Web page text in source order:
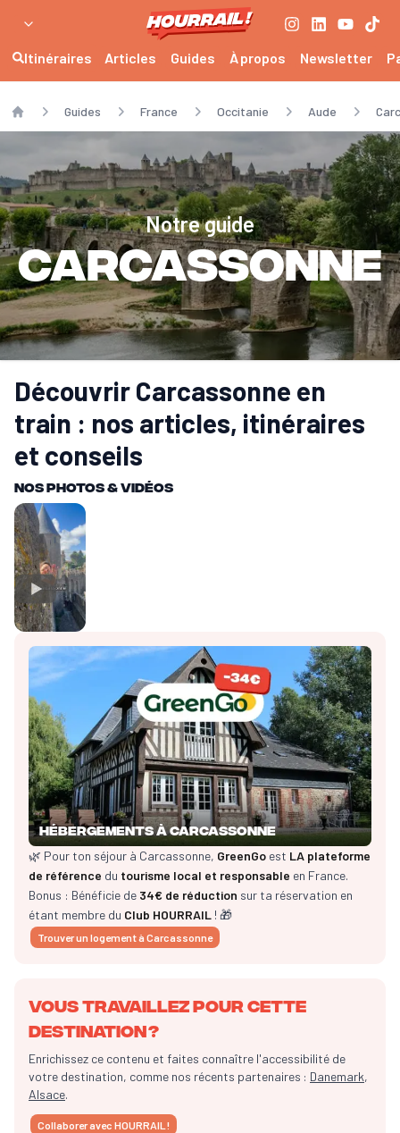
Itinéraires Articles Guides À propos Newsletter
Guides France Occitanie Aude
Notre guide
Carcassonne
Découvrir Carcassonne en
train : nos articles, itinéraires
et conseils
Nos Photos & vidéos
Hébergements à Carcassonne
🌿 Pour ton séjour à Carcassonne, GreenGo est LA plateforme
de référence du tourisme local et responsable en France.
Bonus : Bénéficie de 34€ de réduction sur ta réservation en
étant membre du Club HOURRAIL ! 🎁
Trouver un logement à Carcassonne
Vous travaillez pour cette
destination ?
Enrichissez ce contenu et faites connaître l'accessibilité de
votre destination, comme nos récents partenaires : Danemark,
Alsace.
Collaborer avec HOURRAIL !